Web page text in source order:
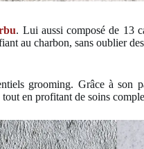
. Lui aussi composé de 13
au charbon, sans oublier
grooming. Grâce à son
en profitant de soins